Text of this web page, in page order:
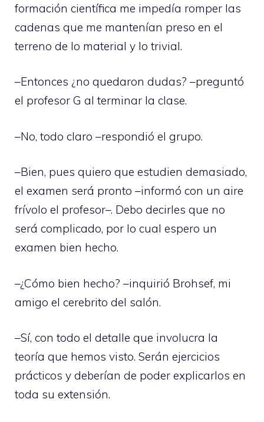
formación científica me impedía romper las
cadenas que me mantenían preso en el
terreno de lo material y lo trivial.
–Entonces ¿no quedaron dudas? –preguntó
el profesor G al terminar la clase.
–No, todo claro –respondió el grupo.
–Bien, pues quiero que estudien demasiado,
el examen será pronto –informó con un aire
frívolo el profesor–. Debo decirles que no
será complicado, por lo cual espero un
examen bien hecho.
–¿Cómo bien hecho? –inquirió Brohsef, mi
amigo el cerebrito del salón.
–Sí, con todo el detalle que involucra la
teoría que hemos visto. Serán ejercicios
prácticos y deberían de poder explicarlos en
toda su extensión.